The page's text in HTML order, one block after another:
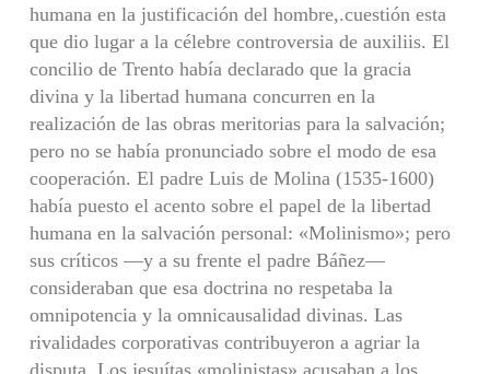
humana en la justificación del hombre,.cues­tión esta
que dio lugar a la célebre controversia de auxiliis. El
concilio de Trento había declarado que la gracia
divina y la libertad humana concurren en la
realización de las obras meritorias para la salvación;
pero no se había pro­nunciado sobre el modo de esa
cooperación. El padre Luis de Molina (1535-1600)
había puesto el acento sobre el pa­pel de la libertad
humana en la salvación personal: «Molinismo»; pero
sus críticos —y a su frente el padre Báñez—
consideraban que esa doctrina no respetaba la
omnipoten­cia y la omnicausalidad divinas. Las
rivalidades corporati­vas contribuyeron a agriar la